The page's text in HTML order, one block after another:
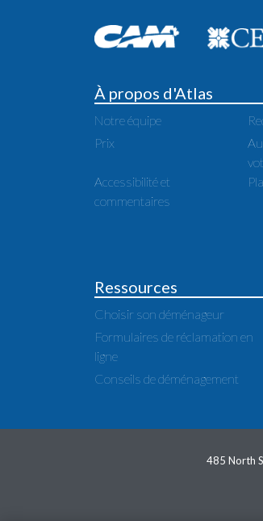
À propos d'Atlas
Notre équipe
Prix
Accessibilité et
commentaires
Ressources
Choisir son déménageur
Formulaires de réclamation en
ligne
Conseils de déménagement
485 North